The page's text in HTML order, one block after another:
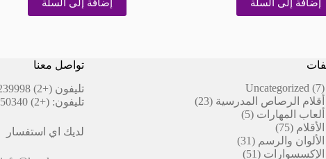
Uncategorized
7
7
منتجات
أقلام الرصاص المدرسية 23
23
ألعاب المهارات 5
5
الأقلام 75
75
منتج
الألوان والرسم 31
31
الإكسسوارات 51
51
تواصل معنا
تليفون (+2) 01101239998
تليفون: (+2) 01004850340
لديك اي استفسار